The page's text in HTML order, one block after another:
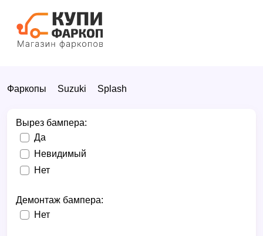
Фаркопы Suzuki Splash
Вырез бампера:
Да
Невидимый
Нет
Демонтаж бампера:
Нет